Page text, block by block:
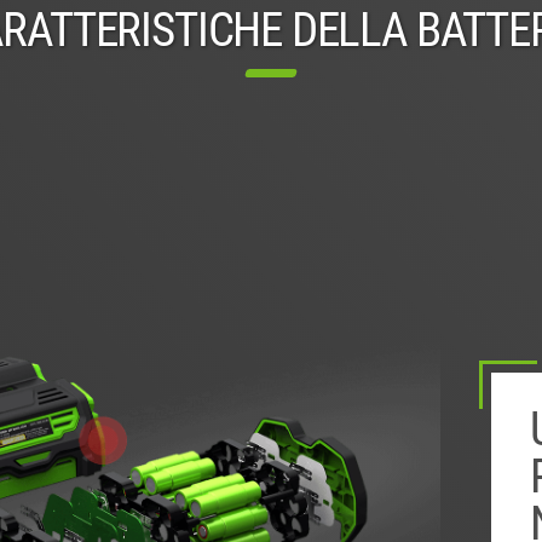
DELLA